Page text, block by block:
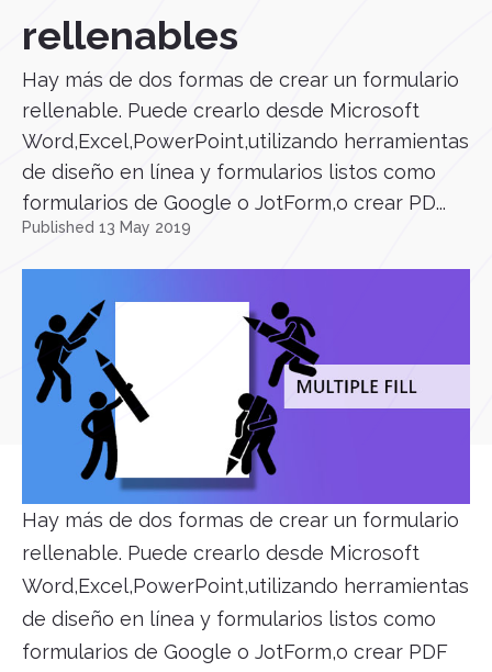
rellenables
Hay más de dos formas de crear un formulario
rellenable. Puede crearlo desde Microsoft
Word,Excel,PowerPoint,utilizando herramientas
de diseño en línea y formularios listos como
formularios de Google o JotForm,o crear PD...
Published 13 May 2019
Hay más de dos formas de crear un formulario
rellenable. Puede crearlo desde Microsoft
Word,Excel,PowerPoint,utilizando herramientas
de diseño en línea y formularios listos como
formularios de Google o JotForm,o crear PDF